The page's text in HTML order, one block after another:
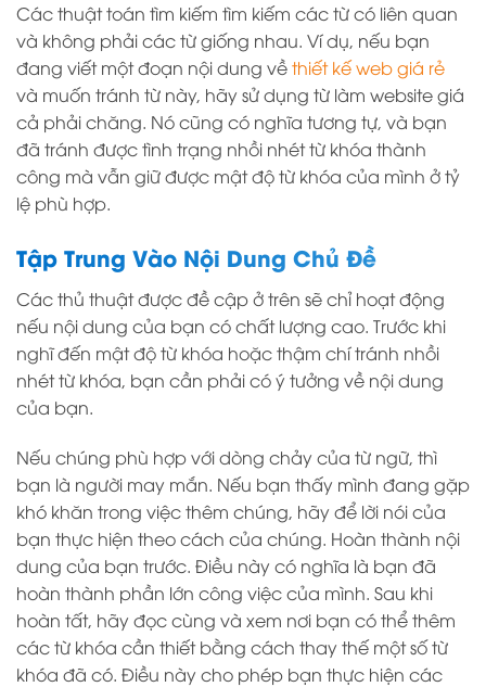
Các thuật toán tìm kiếm tìm kiếm các từ có liên quan
và không phải các từ giống nhau. Ví dụ, nếu bạn
đang viết một đoạn nội dung vềthiết kế web giá rẻ
và muốn tránh từ này, hãy sử dụng từ làm website giá
cả phải chăng. Nó cũng có nghĩa tương tự, và bạn
đã tránh được tình trạng nhồi nhét từ khóa thành
công mà vẫn giữ được mật độ từ khóa của mình ở tỷ
lệ phù hợp.
Tập Trung Vào Nội Dung Chủ Đề
Các thủ thuật được đề cập ở trên sẽ chỉ hoạt động
nếu nội dung của bạn có chất lượng cao. Trước khi
nghĩ đến mật độ từ khóa hoặc thậm chí tránh nhồi
nhét từ khóa, bạn cần phải có ý tưởng về nội dung
của bạn.
Nếu chúng phù hợp với dòng chảy của từ ngữ, thì
bạn là người may mắn. Nếu bạn thấy mình đang gặp
khó khăn trong việc thêm chúng, hãy để lời nói của
bạn thực hiện theo cách của chúng. Hoàn thành nội
dung của bạn trước. Điều này có nghĩa là bạn đã
hoàn thành phần lớn công việc của mình. Sau khi
hoàn tất, hãy đọc cùng và xem nơi bạn có thể thêm
các từ khóa cần thiết bằng cách thay thế một số từ
khóa đã có. Điều này cho phép bạn thực hiện các